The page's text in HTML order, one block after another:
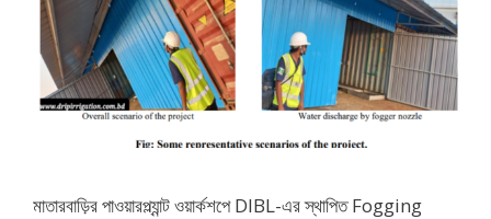
মাতারবাড়ির পাওয়ারপ্ল্যান্ট ওয়ার্কশপে DIBL-এর স্থাপিত Fogging